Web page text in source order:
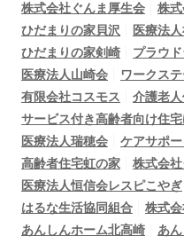
株式会社ぐんま厚生会
株
ひだまりの家貝沢
医療法
ひだまりの家剣崎
プラウ
医療法人山崎会
ワークス
有限会社コスモス
介護老
サービス付き高齢者向け住宅
医療法人瑞穂会
ケアサポ
高齢者住宅虹の家
株式会
医療法人恒信会レスピこやぎ
はるな生活協同組合
株式
あんしんホーム北高崎
あ